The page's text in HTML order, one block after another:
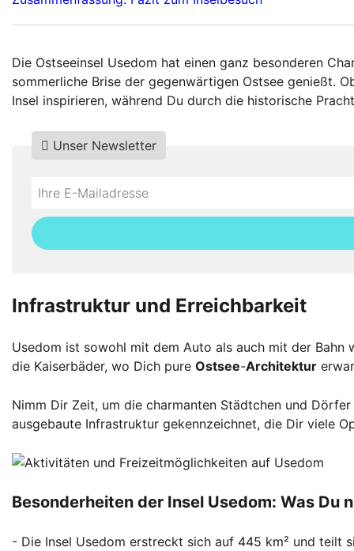
Die Ostseeinsel Usedom hat einen ganz besonderen
sommerliche Brise der gegenwärtigen Ostsee genießt.
Insel inspirieren, während Du durch die historische
Do
fill
this
Unser Newsletter
*Ihre
Mailadresse:
Infrastruktur und Erreichbarkeit
Usedom ist sowohl mit dem Auto als auch mit der Bahn
die Kaiserbäder, wo Dich pure Ostsee-Architektur
Nimm Dir Zeit, um die charmanten Städtchen und
ausgebaute Infrastruktur gekennzeichnet, die Dir viele
Besonderheiten der Insel Usedom: Was Du
- Die Insel Usedom erstreckt sich auf 445 km² und teilt